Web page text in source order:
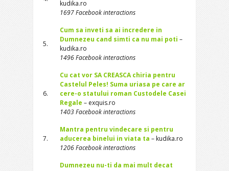
kudika.ro
1697 Facebook interactions
5.
Cum sa inveti sa ai incredere in
Dumnezeu cand simti ca nu mai poti –
kudika.ro
1496 Facebook interactions
6.
Cu cat vor SA CREASCA chiria pentru
Castelul Peles! Suma uriasa pe care ar
cere-o statului roman Custodele Casei
Regale – exquis.ro
1403 Facebook interactions
7.
Mantra pentru vindecare si pentru
aducerea binelui in viata ta – kudika.ro
1206 Facebook interactions
Dumnezeu nu-ti da mai mult decat